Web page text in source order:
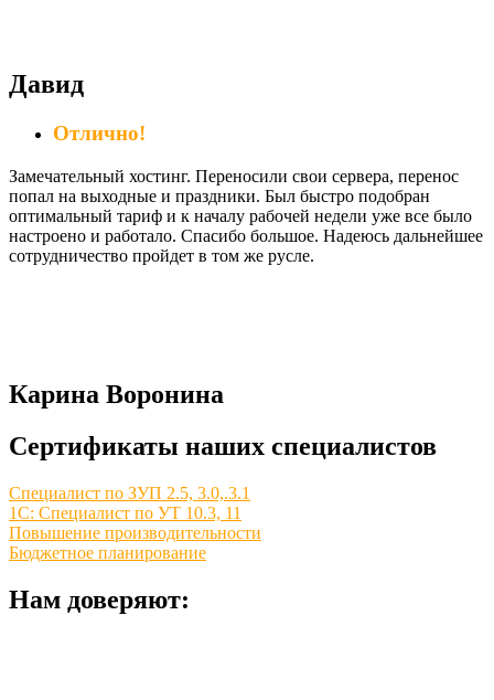
Давид
Отлично!
Замечательный хостинг. Переносили свои сервера, перенос
попал на выходные и праздники. Был быстро подобран
оптимальный тариф и к началу рабочей недели уже все было
настроено и работало. Спасибо большое. Надеюсь дальнейшее
сотрудничество пройдет в том же русле.
Карина Воронина
Сертификаты наших специалистов
Специалист по ЗУП 2.5, 3.0,.3.1
1С: Специалист по УТ 10.3, 11
Повышение производительности
Бюджетное планирование
Нам доверяют: